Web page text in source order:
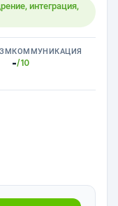
интеграция,
КОММУНИКАЦИЯ
-/10